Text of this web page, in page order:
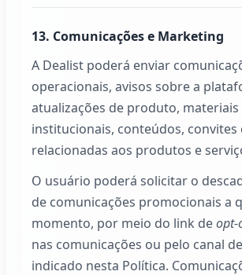
13. Comunicações e Marketing
A Dealist poderá enviar
operacionais, avisos sobre a
atualizações de produto, materiais
institucionais, conteúdos, convites
relacionadas aos produtos e
O usuário poderá solicitar o
de comunicações promocionais a
momento, por meio do link deopt-
nas comunicações ou pelo canal
indicado nesta Política.